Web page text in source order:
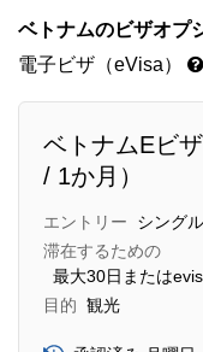
ベトナムのビザオプ
電子ビザ（eVisa）
ベトナムEビ
/ 1か月）
エントリー
シングル
滞在するための
最大30日または
目的 観光